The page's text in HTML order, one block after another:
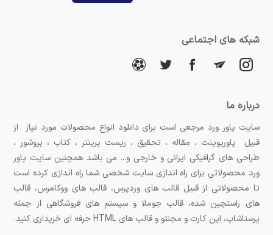
شبکه های اجتماعی
درباره ما
سایت پاور ورد مرجعی است برای دانلود انواع محصولات مورد نیاز از
قبیل پاورپوینت ، مقاله ، تحقیق ، ریست پرینتر ، کتاب ، بروشور ،
طراحی های گرافیکی ایرانی و خارجی و... می باشد همچنین سایت پاور
ورد محصولاتی برای راه اندازی سایت شخصی شما راه اندازی کرده است
تا محصولاتی از قبیل قالب های وردپرس، قالب های ووکامرس، قالب
های راستچین شده، قالب جوملا و سیستم های فروشگاهی از جمله
پرستاشاپ، اپن کارت و مجنتو و قالب های HTML حرفه ای خریداری کنید.